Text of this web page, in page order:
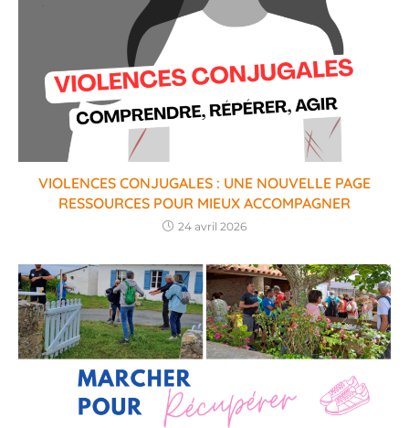
VIOLENCES CONJUGALES : UNE NOUVELLE PAGE
RESSOURCES POUR MIEUX ACCOMPAGNER
24 avril 2026